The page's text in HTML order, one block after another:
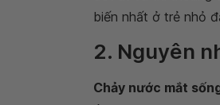
biến nhất ở trẻ nhỏ
2. Nguyên
Chảy nước mắt